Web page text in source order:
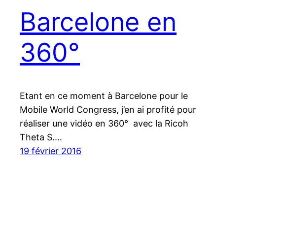
Barcelone en
360°
Etant en ce moment à Barcelone pour le
Mobile World Congress, j’en ai profité pour
réaliser une vidéo en 360° avec la Ricoh
Theta S.…
19 février 2016